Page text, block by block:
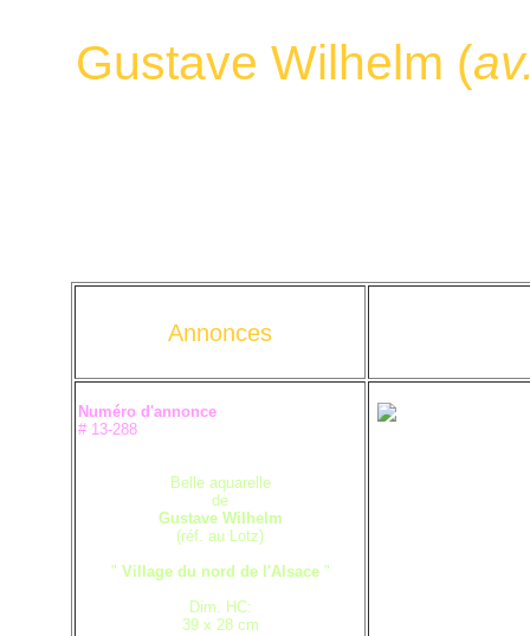
Gustave Wilhelm (
Annonces
Numéro d'annonce
# 13-288
Belle aquarelle
de
Gustave Wilhelm
(réf. au Lotz)
" Village du nord de l'Alsace "
Dim. HC:
39 x 28 cm